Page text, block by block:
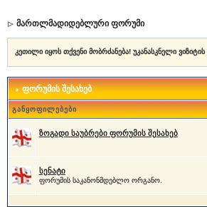
მართლმადიდებლური ფორუმი
კეთილი იყოს თქვენი მობრძანება! უკანასკნელი
ფორუმის შესახებ
განყოფილებები
ზოგადი საუბრები ფორუმის შესახებ
სენატი
ფორუმის საკანონმდებლო ორგანო.